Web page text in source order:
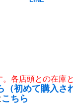
各店頭との在庫
初めて購入さ
こちら